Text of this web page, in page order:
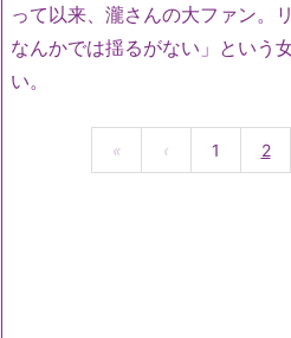
って以来、瀧さんの大ファン。
なんかでは揺るがない」という
い。
« ‹ 1 2